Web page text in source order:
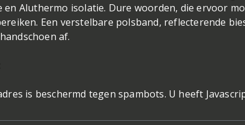
en Aluthermo isolatie. Dure woorden, die ervoor
Een verstelbare polsband, reflecterende
af.
is beschermd tegen spambots. U heeft